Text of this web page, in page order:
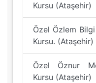
Kursu (Ataşehir)
Özel Özlem
Kursu. (Ataşehir)
Özel Öznur
Kursu (Ataşehir)